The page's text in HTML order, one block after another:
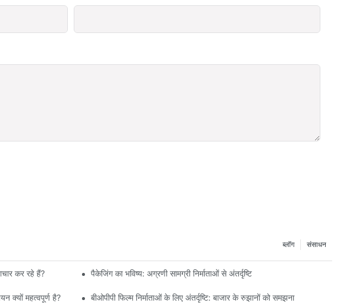
संसाधन
ब्लॉग
कर रहे हैं? पैकेजिंग का भविष्य: अग्रणी सामग्री निर्माताओं से अंतर्दृष्टि
क्यों महत्वपूर्ण है? बीओपीपी फिल्म निर्माताओं के लिए अंतर्दृष्टि: बाजार के रुझानों को समझना